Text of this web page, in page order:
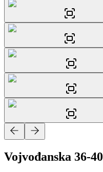
Vojvođanska 36-40